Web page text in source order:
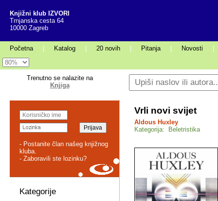
Knjižni klub IZVORI
Trnjanska cesta 64
10000 Zagreb
Početna Katalog 20 novih Pitanja Novosti
Trenutno se nalazite na
Knjiga
- Postanite član našeg knjižnog
kluba.
- Zaboravili ste lozinku?
Kategorije
Vrli novi svijet
Aldous Huxley
Kategorija: Beletristika